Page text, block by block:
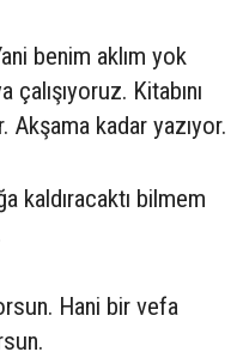
benim aklım yok
çalışıyoruz. Kitabını
Akşama kadar yazıyor.
kaldıracaktı bilmem
Hani bir vefa